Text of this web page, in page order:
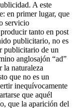
A este
en primer lugar, que
servicio
tanto en post
publicitario, no es
publicitario de un
anglosajón “ad”
la naturaleza
que no es un
inequívocamente
que aquél
que la aparición del